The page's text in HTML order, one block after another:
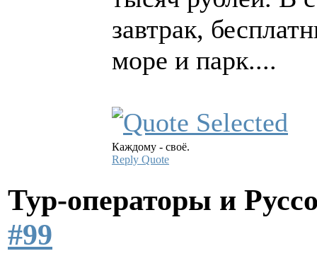
завтрак,
море и парк....
Каждому - своё.
Reply Quote
Тур-операторы и
#99